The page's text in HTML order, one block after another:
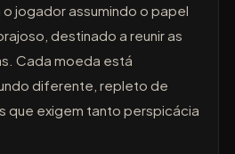
jogador assumindo o papel
destinado a reunir as
Cada moeda está
diferente, repleto de
que exigem tanto perspicácia